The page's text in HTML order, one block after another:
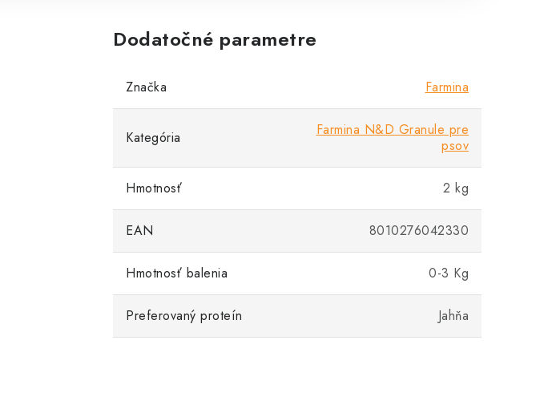
Dodatočné parametre
Značka Farmina
Kategória
Farmina N&D Granule pre
psov
Hmotnosť 2 kg
EAN 8010276042330
Hmotnosť balenia 0-3 Kg
Preferovaný proteín Jahňa